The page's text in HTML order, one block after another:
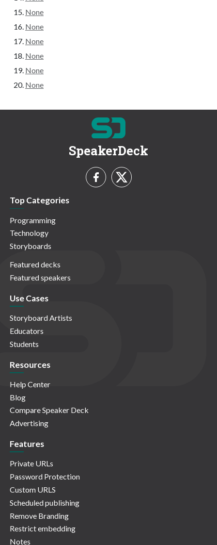
None
None
None
None
None
None
SpeakerDeck
Top Categories
Programming
Technology
Storyboards
Featured decks
Featured speakers
Use Cases
Storyboard Artists
Educators
Students
Resources
Help Center
Blog
Compare Speaker Deck
Advertising
Features
Private URLs
Password Protection
Custom URLS
Scheduled publishing
Remove Branding
Restrict embedding
Notes